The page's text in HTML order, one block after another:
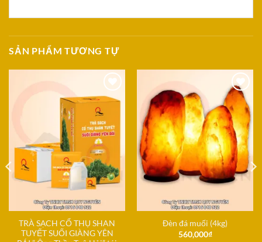
SẢN PHẨM TƯƠNG TỰ
Add to
Wishlist
TRÀ SẠCH CỔ THỤ SHAN
TUYẾT SUỐI GIÀNG YÊN
Add to
Wishlist
Đèn đá muối (4kg)
560,000₫